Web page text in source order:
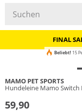
FINAL
Beliebt! 15
MAMO PET SPORTS
Hundeleine Mamo Switch
59,90